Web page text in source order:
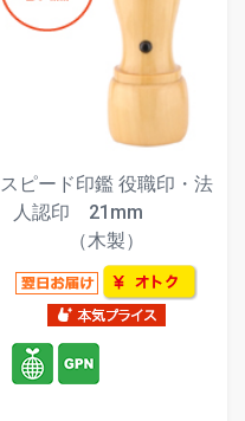
スピード印鑑 役職印・法
人認印 21mm
（木製）